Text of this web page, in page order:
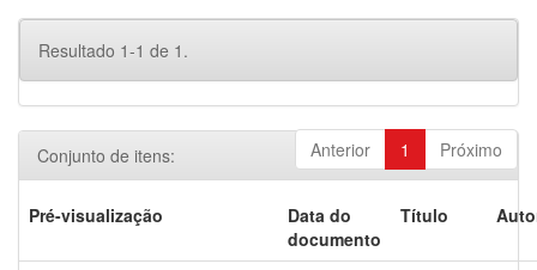
Resultado 1-1 de 1.
Anterior 1 Próximo
Conjunto de itens:
Pré-visualização
Data do
documento
Título